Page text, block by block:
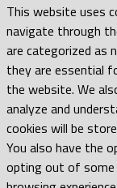
This website uses
navigate through
are categorized as
they are essential
the website. We
analyze and
cookies will be
You also have the
opting out of